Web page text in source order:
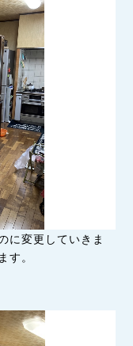
に変更していきま
す。